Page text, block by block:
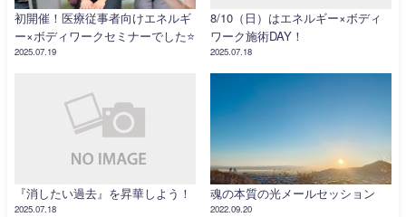
初開催！医療従事者向けエネルギ
ー×ボディワークセミナーでした⭐️
2025.07.19
8/10（日）はエネルギー×ボディ
ワーク施術DAY！
2025.07.18
『消したい過去』を昇華しよう！
2025.07.18
魂の本質の光メールセッション
2022.09.20